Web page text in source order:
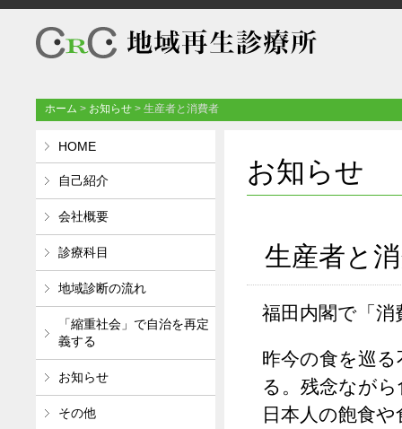
ホーム > お知らせ > 生産者と消費者
お知らせ
生産者と
福田内閣で「
昨今の食を巡
る。残念なが
日本人の飽食
HOME
自己紹介
会社概要
診療科目
地域診断の流れ
「縮重社会」で自治を再定
義する
お知らせ
その他